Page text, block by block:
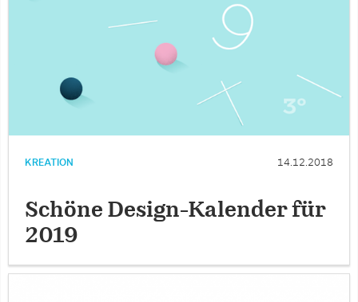
KREATION 14.12.2018
Schöne Design-Kalender für
2019